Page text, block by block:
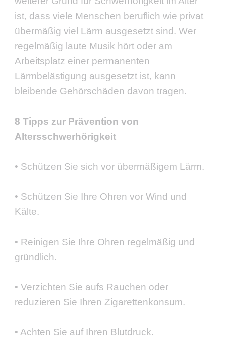
ist, dass viele Menschen beruflich wie privat
übermäßig viel Lärm ausgesetzt sind. Wer
regelmäßig laute Musik hört oder am
Arbeitsplatz einer permanenten
Lärmbelästigung ausgesetzt ist, kann
bleibende Gehörschäden davon tragen.
8 Tipps zur Prävention von
Altersschwerhörigkeit
• Schützen Sie sich vor übermäßigem Lärm.
• Schützen Sie Ihre Ohren vor Wind und
Kälte.
• Reinigen Sie Ihre Ohren regelmäßig und
gründlich.
• Verzichten Sie aufs Rauchen oder
reduzieren Sie Ihren Zigarettenkonsum.
• Achten Sie auf Ihren Blutdruck.